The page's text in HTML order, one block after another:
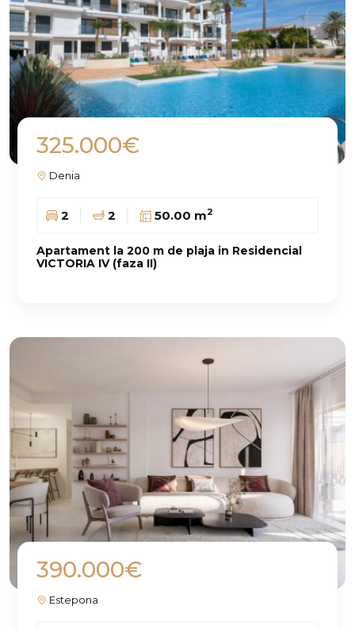
325.000€
Denia
2 2 50.00 m2
Apartament la 200 m de plaja in Residencial
VICTORIA IV (faza II)
390.000€
Estepona